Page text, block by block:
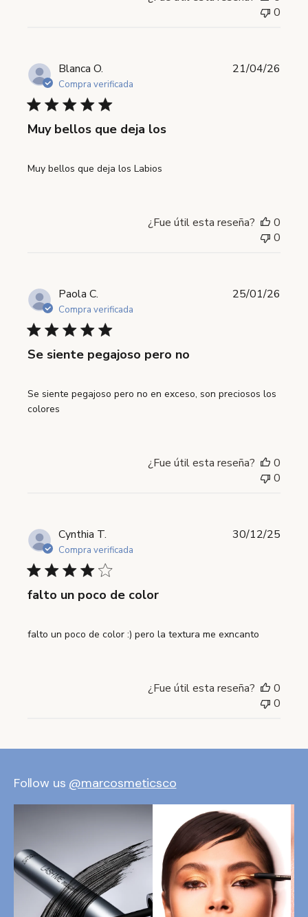
0
Blanca O.
Compra verificada
Muy bellos que deja los
Muy bellos que deja los Labios
21/04/26
¿Fue útil esta reseña?
0
0
Paola C.
Compra verificada
Se siente pegajoso pero no
Se siente pegajoso pero no en exceso, son preciosos los
colores
25/01/26
¿Fue útil esta reseña?
0
0
Cynthia T.
Compra verificada
falto un poco de color
falto un poco de color :) pero la textura me exncanto
Fecha
30/12/25
¿Fue útil esta reseña?
0
0
Follow us @marcosmeticsco